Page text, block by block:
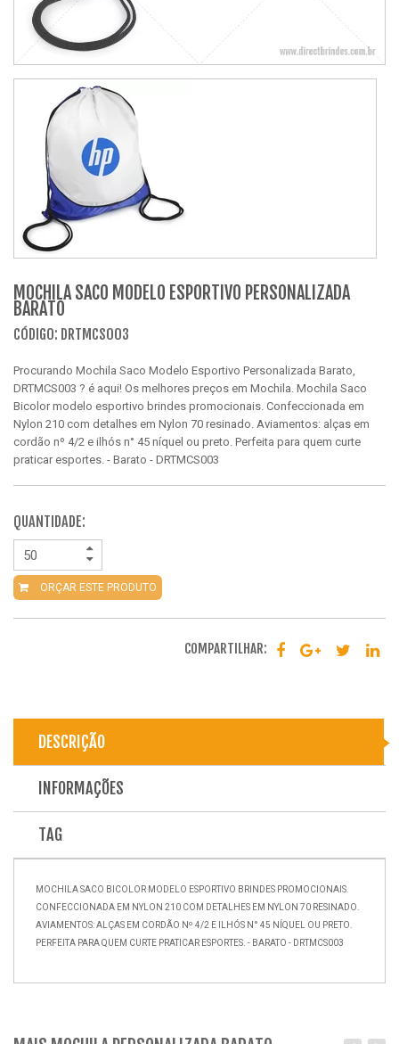
MOCHILA SACO MODELO ESPORTIVO PERSONALIZADA
BARATO
CÓDIGO: DRTMCS003
Procurando Mochila Saco Modelo Esportivo Personalizada Barato,
DRTMCS003 ? é aqui! Os melhores preços em Mochila. Mochila Saco
Bicolor modelo esportivo brindes promocionais. Confeccionada em
Nylon 210 com detalhes em Nylon 70 resinado. Aviamentos: alças em
cordão nº 4/2 e ilhós n° 45 níquel ou preto. Perfeita para quem curte
praticar esportes. - Barato - DRTMCS003
QUANTIDADE:
ORÇAR ESTE PRODUTO
COMPARTILHAR:
DESCRIÇÃO
INFORMAÇÕES
TAG
MOCHILA SACO BICOLOR MODELO ESPORTIVO BRINDES PROMOCIONAIS.
CONFECCIONADA EM NYLON 210 COM DETALHES EM NYLON 70 RESINADO.
AVIAMENTOS: ALÇAS EM CORDÃO Nº 4/2 E ILHÓS N° 45 NÍQUEL OU PRETO.
PERFEITA PARA QUEM CURTE PRATICAR ESPORTES. - BARATO - DRTMCS003